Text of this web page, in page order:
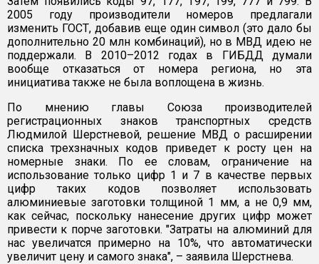
2005 году производители номеров предлагали
изменить ГОСТ, добавив еще один символ (это дало бы
дополнительно 20 млн комбинаций), но в МВД идею не
поддержали. В 2010–2012 годах в ГИБДД думали
вообще отказаться от номера региона, но эта
инициатива также не была воплощена в жизнь.
По мнению главы Союза производителей
регистрационных знаков транспортных средств
Людмилой Шерстневой, решение МВД о расширении
списка трехзначных кодов приведет к росту цен на
номерные знаки. По ее словам, ограничение на
использование только цифр 1 и 7 в качестве первых
цифр таких кодов позволяет использовать
алюминиевые заготовки толщиной 1 мм, а не 0,9 мм,
как сейчас, поскольку нанесение других цифр может
привести к порче заготовки. "Затраты на алюминий для
нас увеличатся примерно на 10%, что автоматически
увеличит цену и самого знака", – заявила Шерстнева.